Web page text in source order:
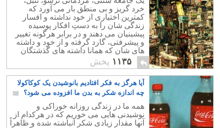
خرد گریز و بی منطق بار می آورد که
کمترین اختیاری از خود نداشته و افسار
زندگی شان را به دستِ افکار پوسیده
پیشینیان می دهند و در برابر هرگونه تغییر
و پیشرفتی، گارد گرفته و از خود و داشته
های شان که همانا داشته های گذشتگان
شان است، دفاع می کنند!
۱۱۳۵ پخش
آیا هرگز به فکر افتادیم بانوشیدن یک کوکاکولا
چه اندازه شکر به بدن ما افزوده می شود؟
همه ما در زندگی روزانه خوراکی و
نوشیدنی هایی می خوریم که در هرکدام از
آنها مقدار زیادی شکر انباشته شده و ظاهراً